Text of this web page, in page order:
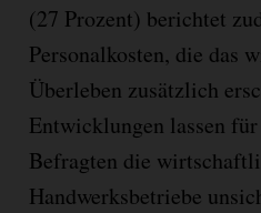
(27 Prozent) berichtet
Personalkosten, die das
Überleben zusätzlich
Entwicklungen lassen
Befragten die
Handwerksbetriebe